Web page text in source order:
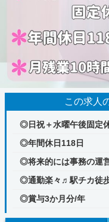
この求人
◎日祝＋水曜午後固定
◎年間休日118日
◎将来的には事務の運
◎通勤楽々♬駅チカ徒
◎賞与3か月分/年